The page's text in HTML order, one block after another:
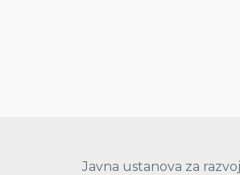
Javna ustanova za